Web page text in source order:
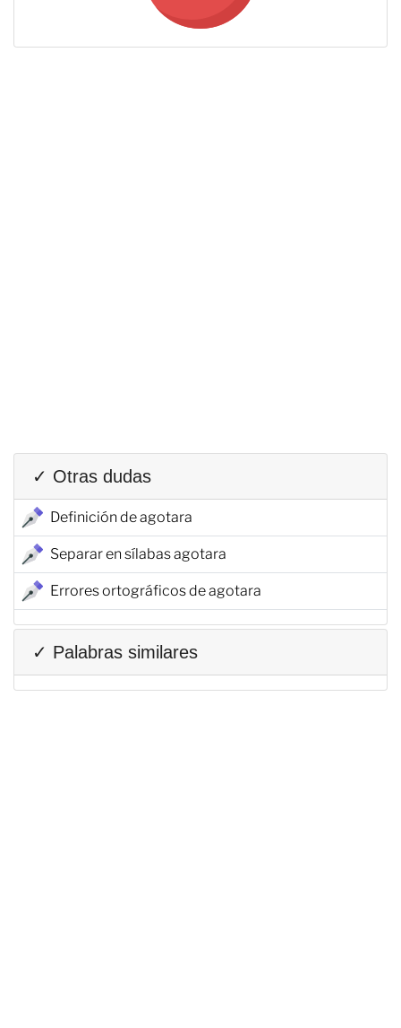
✓ Otras dudas
Definición de agotara
Separar en sílabas agotara
Errores ortográficos de agotara
✓ Palabras similares